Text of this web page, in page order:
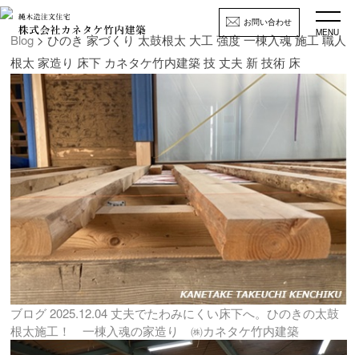
お問い合わせ
MENU
Blog> ひのき 家づくり 太鼓根太 大工 強度 一棟入魂 施工 職人
根太 家造り 床下 カネタケ竹内建築 技 丈夫 新 技術 床
ブログ2025.12.04 丈夫でたわみにくい床下へ。ひのきの太鼓
根太施工！ 一棟入魂の家造り ㈱カネタケ竹内建築